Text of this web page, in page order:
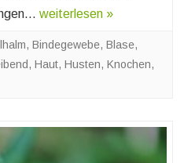
weiterlesen »
, Bindegewebe, Blase,
, Haut, Husten, Knochen,